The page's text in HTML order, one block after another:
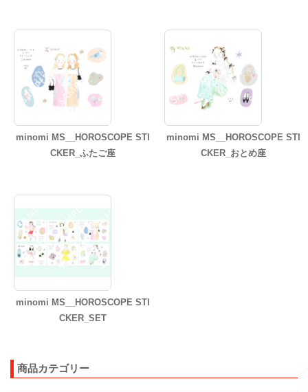
minomi MS__HOROSCOPE STI
CKER_ふたご座
minomi MS__HOROSCOPE STI
CKER_おとめ座
minomi MS__HOROSCOPE STI
CKER_SET
商品カテゴリー